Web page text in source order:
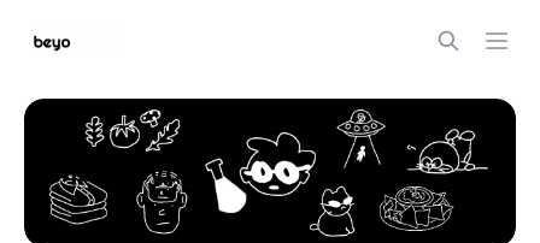
비요(beyo)